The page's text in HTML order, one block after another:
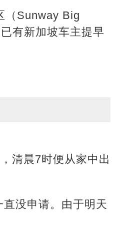
（Sunway Big
有新加坡车主提早
清晨7时便从家中出
没申请。由于明天